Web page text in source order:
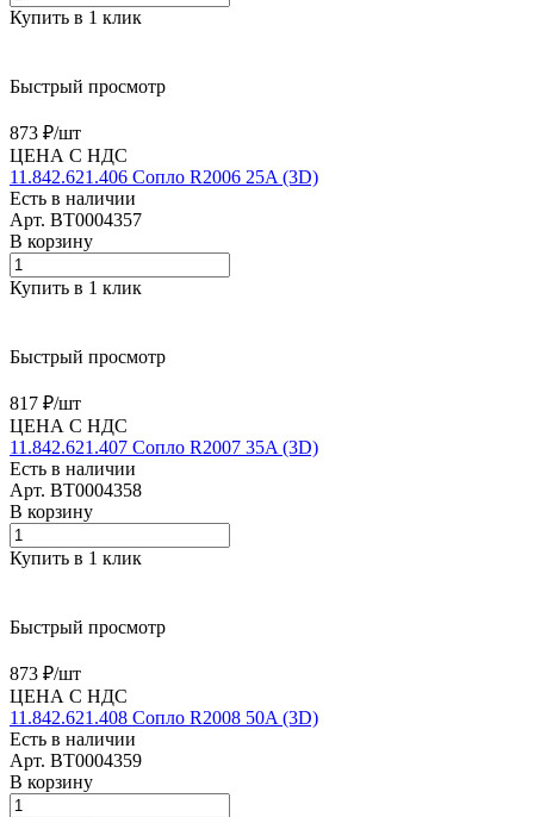
Купить в 1 клик
Быстрый просмотр
873 ₽/шт
ЦЕНА С НДС
11.842.621.406 Сопло R2006 25A (3D)
Есть в наличии
Арт. BT0004357
В корзину
Купить в 1 клик
Быстрый просмотр
817 ₽/шт
ЦЕНА С НДС
11.842.621.407 Сопло R2007 35A (3D)
Есть в наличии
Арт. BT0004358
В корзину
Купить в 1 клик
Быстрый просмотр
873 ₽/шт
ЦЕНА С НДС
11.842.621.408 Сопло R2008 50A (3D)
Есть в наличии
Арт. BT0004359
В корзину